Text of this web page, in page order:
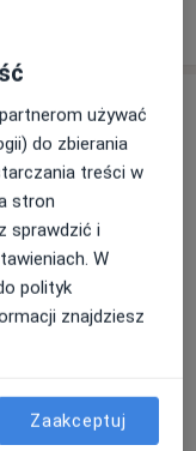
Adres 4 Adres 5
MED
Katowice
się w nowej karcie
używać
do zbierania
treści w
stron
sprawdzić i
W
polityk
znajdziesz
Zaakceptuj